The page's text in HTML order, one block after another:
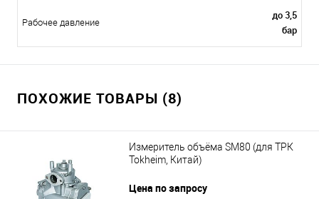
Рабочее давление
до 3,5
бар
ПОХОЖИЕ ТОВАРЫ (8)
Измеритель объёма SM80 (для ТРК
Tokheim, Китай)
Цена по запросу